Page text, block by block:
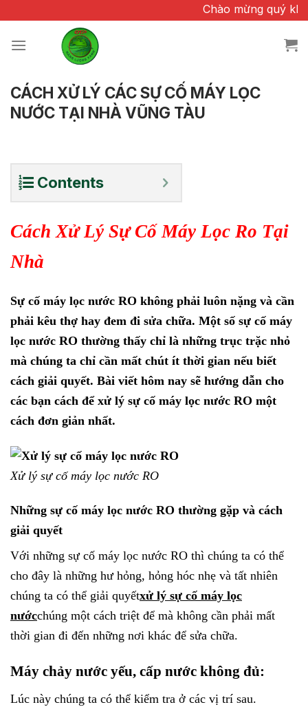
đến
nội
Chào mừng quý
CÁCH XỬ LÝ CÁC SỰ CỐ MÁY LỌC
NƯỚC TẠI NHÀ VŨNG TÀU
Contents
Cách Xử Lý Sự Cố Máy Lọc Ro Tại
Nhà
Sự cố máy lọc nước RO không phải luôn nặng và cần
phải kêu thợ hay đem đi sửa chữa. Một số sự cố máy
lọc nước RO thường thấy chỉ là những trục trặc nhỏ
mà chúng ta chỉ cần mất chút ít thời gian nếu biết
cách giải quyết. Bài viết hôm nay sẽ hướng dẫn cho
các bạn cách để xử lý sự cố máy lọc nước RO một
cách đơn giản nhất.
Xử lý sự cố máy lọc nước RO
Những sự cố máy lọc nước RO thường gặp và cách
giải quyết
Với những sự cố máy lọc nước RO thì chúng ta có thể
cho đây là những hư hỏng, hỏng hóc nhẹ và tất nhiên
chúng ta có thể giải quyếtxử lý sự cố máy lọc
nướcchúng một cách triệt để mà không cần phải mất
thời gian đi đến những nơi khác để sửa chữa.
Máy chảy nước yếu, cấp nước không đủ:
Lúc này chúng ta có thể kiểm tra ở các vị trí sau.